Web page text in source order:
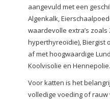
aangevuld met een
Algenkalk,
waardevolle extra’s
hyperthyreoïdie), Biergist
af met hoogwaardige
Koolvisolie en Hennepolie.
Voor katten is het
volledige voeding of rauw